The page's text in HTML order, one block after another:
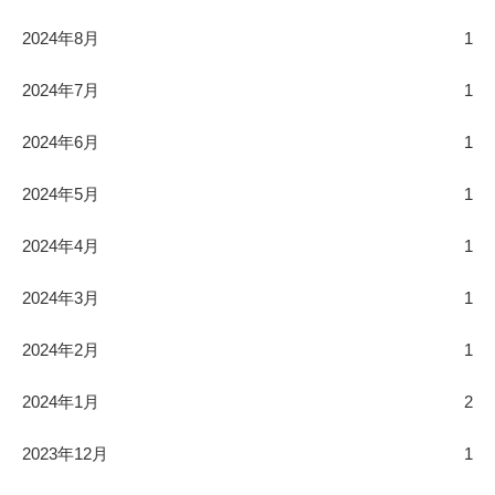
2024年8月 1
2024年7月 1
2024年6月 1
2024年5月 1
2024年4月 1
2024年3月 1
2024年2月 1
2024年1月 2
2023年12月 1